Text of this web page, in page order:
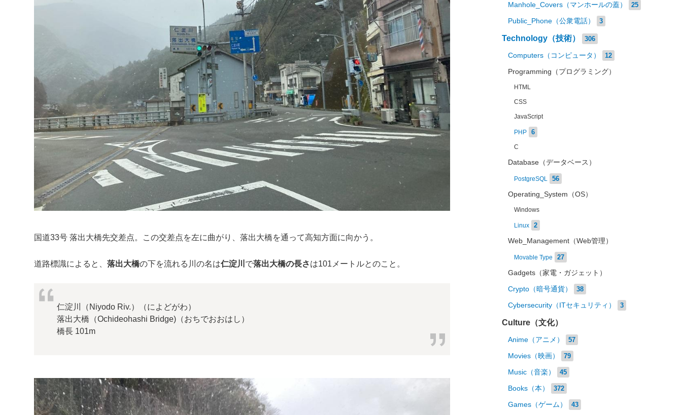
国道33号 落出大橋先交差点。この交差点を左に曲がり、落出大橋を通って高知方面に向かう。
道路標識によると、落出大橋の下を流れる川の名は仁淀川 で落出大橋の長さは101メートルとのこと。
仁淀川（Niyodo Riv.）（によどがわ）
落出大橋（Ochideohashi Bridge)（おちでおおはし）
橋長 101m
Manhole_Covers（マンホールの蓋） 25
Public_Phone（公衆電話） 3
Technology（技術） 306
Computers（コンピュータ） 12
Programming（プログラミング）
HTML
CSS
JavaScript
PHP 6
C
Database（データベース）
PostgreSQL 56
Operating_System（OS）
Windows
Linux 2
Web_Management（Web管理）
Movable Type 27
Gadgets（家電・ガジェット）
Crypto（暗号通貨） 38
Cybersecurity（ITセキュリティ） 3
Culture（文化）
Anime（アニメ） 57
Movies（映画） 79
Music（音楽） 45
Books（本） 372
Games（ゲーム） 43